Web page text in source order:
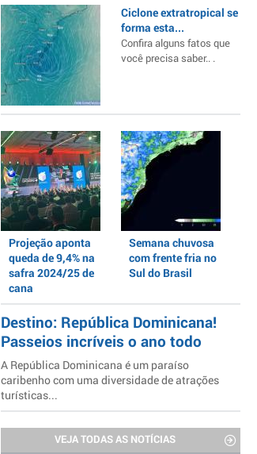
Ciclone extratropical se
forma esta...
Confira alguns fatos que
você precisa saber.. .
Projeção aponta
queda de 9,4% na
safra 2024/25 de
cana
Semana chuvosa
com frente fria no
Sul do Brasil
Destino: República Dominicana!
Passeios incríveis o ano todo
A República Dominicana é um paraíso
caribenho com uma diversidade de atrações
turísticas...
VEJA TODAS AS NOTÍCIAS